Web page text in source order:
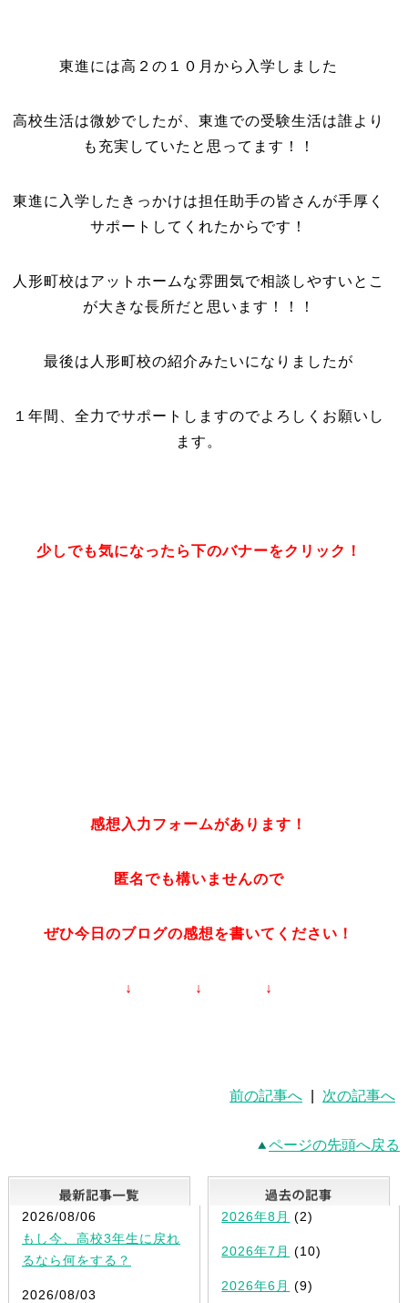
東進には高２の１０月から入学しました
高校生活は微妙でしたが、東進での受験生活は誰より
も充実していたと思ってます！！
東進に入学したきっかけは担任助手の皆さんが手厚く
サポートしてくれたからです！
人形町校はアットホームな雰囲気で相談しやすいとこ
が大きな長所だと思います！！！
最後は人形町校の紹介みたいになりましたが
１年間、全力でサポートしますのでよろしくお願いし
ます。
少しでも気になったら下のバナーをクリック！
感想入力フォームがあります！
匿名でも構いませんので
ぜひ今日のブログの感想を書いてください！
↓ ↓ ↓
前の記事へ 次の記事へ
ページの先頭へ戻る
最新記事一覧
2026/08/06
もし今、高校3年生に戻れ
るなら何をする？
2026/08/03
2026年8月 (2)
2026年7月 (10)
2026年6月 (9)